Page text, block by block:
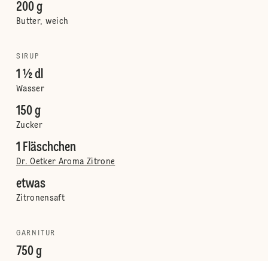
200 g
Butter, weich
SIRUP
1 ½ dl
Wasser
150 g
Zucker
1 Fläschchen
Dr. Oetker Aroma Zitrone
etwas
Zitronensaft
GARNITUR
750 g